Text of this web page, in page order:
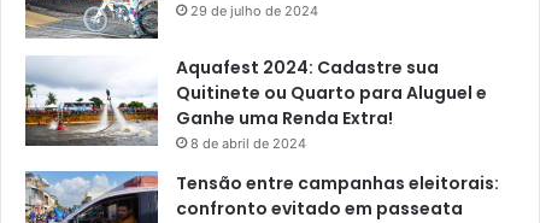
29 de julho de 2024
Aquafest 2024: Cadastre sua
Quitinete ou Quarto para Aluguel e
Ganhe uma Renda Extra!
8 de abril de 2024
Tensão entre campanhas eleitorais:
confronto evitado em passeata